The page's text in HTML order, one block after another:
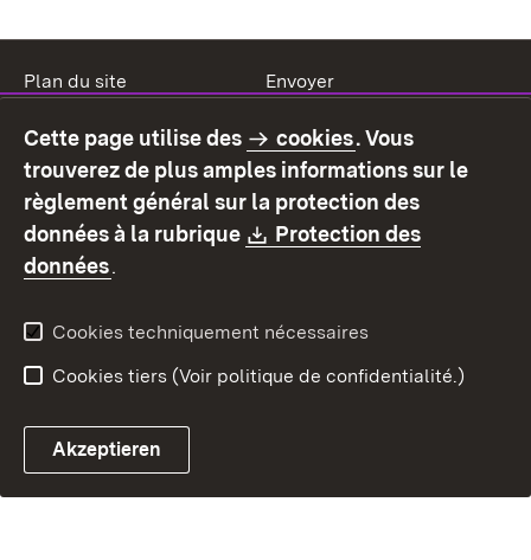
Plan du site
Envoyer
Mode d'emploi
Déclaration sur
l'accessibilité
Contact
Signaler un lien brisé
Cette page utilise des cookies. Vous
trouverez de plus amples informations sur le
règlement général sur la protection des
données à la rubrique
Download:
Protection des
données.
Cookies techniquement nécessaires
Cookies tiers (Voir politique de confidentialité.)
Akzeptieren